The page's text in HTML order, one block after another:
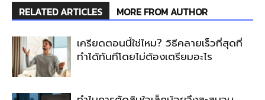
RELATED ARTICLES MORE FROM AUTHOR
เครียดตอนนี้ใช่ไหม? วิธีคลายเร็วที่สุดที่
ทำได้ทันทีโดยไม่ต้องเตรียมอะไร